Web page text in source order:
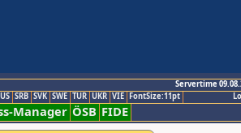
Servertime
SRB SVK SWE TUR UKR VIE FontSize:11pt
Manager ÖSB FIDE